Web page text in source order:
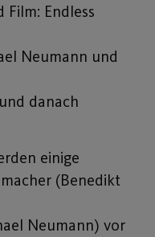
Endless
Neumann und
danach
einige
(Benedikt
Neumann) vor